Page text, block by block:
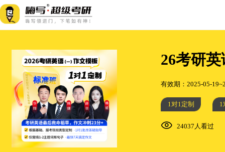
26考研
有效期：2025-05-
1对1定制 1
24037人看过